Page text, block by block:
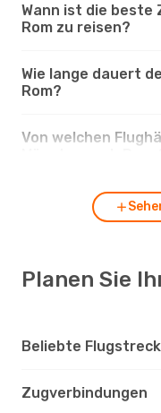
Wann ist die beste
Rom zu reisen?
Wie lange dauert
Rom?
Von welchen
Planen Sie
Beliebte
Zugverbindungen